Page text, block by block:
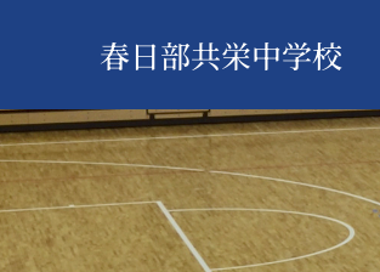
春日部共栄中学校